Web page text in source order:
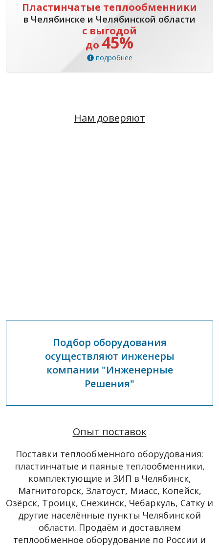
Пластинчатые теплообменники
в Челябинске и Челябинской области
с выгодой
до 45%
подробнее
Нам доверяют
Подбор оборудования
осуществляют инженеры
компании "Инженерные
Решения"
Опыт поставок
Поставки теплообменного оборудования:
пластинчатые и паяные теплообменники,
комплектующие и ЗИП в Челябинск,
Магнитогорск, Златоуст, Миасс, Копейск,
Озёрск, Троицк, Снежинск, Чебаркуль, Сатку и
другие населённые пункты Челябинской
области. Продаём и доставляем
теплообменное оборудование по России и